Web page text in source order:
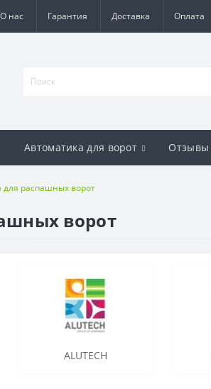
О нас Гарантия Доставка Оплата
Автоматика для ворот Отзывы
для распашных ворот
ворот
ALUTECH